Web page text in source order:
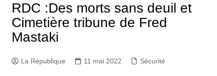
RDC :Des morts sans deuil et
Cimetière tribune de Fred
Mastaki
La République 11 mai 2022 Sécurité